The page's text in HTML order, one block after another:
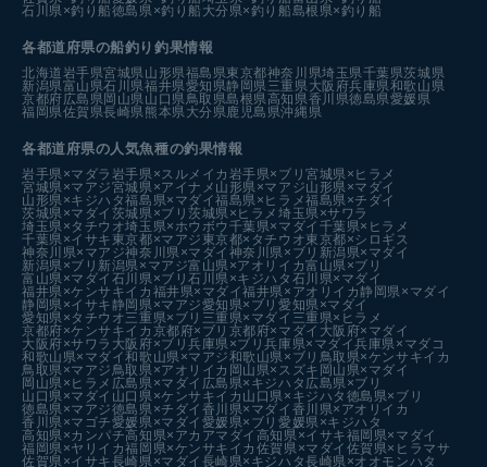
石川県×釣り船徳島県×釣り船 大分県×釣り船島根県×釣り船
各都道府県の船釣り釣果情報
北海道岩手県宮城県山形県福島県東京都神奈川県埼玉県千葉県茨城県
新潟県富山県石川県福井県愛知県静岡県三重県大阪府兵庫県和歌山県
京都府広島県岡山県山口県鳥取県島根県高知県香川県徳島県愛媛県
福岡県佐賀県長崎県熊本県大分県鹿児島県沖縄県
各都道府県の人気魚種の釣果情報
岩手県×マダラ 岩手県×スルメイカ 岩手県×ブリ宮城県×ヒラメ
宮城県×マアジ宮城県×アイナメ 山形県×マアジ山形県×マダイ
山形県×キジハタ福島県×マダイ福島県×ヒラメ福島県×チダイ
茨城県×マダイ 茨城県×ブリ茨城県×ヒラメ埼玉県×サワラ
埼玉県×タチウオ埼玉県×ホウボウ 千葉県×マダイ 千葉県×ヒラメ
千葉県×イサキ 東京都×マアジ 東京都×タチウオ東京都×シロギス
神奈川県×マアジ神奈川県×マダイ 神奈川県×ブリ 新潟県×マダイ
新潟県×ブリ 新潟県×マアジ富山県×アオリイカ富山県×ブリ
富山県×マダイ 石川県×ブリ石川県×キジハタ 石川県×マダイ
福井県×ケンサキイカ 福井県×マダイ福井県×アオリイカ静岡県×マダイ
静岡県×イサキ静岡県×マアジ愛知県×ブリ愛知県×マダイ
愛知県×タチウオ三重県×ブリ 三重県×マダイ 三重県×ヒラメ
京都府×ケンサキイカ 京都府×ブリ 京都府×マダイ 大阪府×マダイ
大阪府×サワラ 大阪府×ブリ兵庫県×ブリ兵庫県×マダイ兵庫県×マダコ
和歌山県×マダイ和歌山県×マアジ和歌山県×ブリ 鳥取県×ケンサキイカ
鳥取県×マアジ鳥取県×アオリイカ 岡山県×スズキ 岡山県×マダイ
岡山県×ヒラメ 広島県×マダイ 広島県×キジハタ 広島県×ブリ
山口県×マダイ 山口県×ケンサキイカ 山口県×キジハタ 徳島県×ブリ
徳島県×マアジ徳島県×チダイ 香川県×マダイ 香川県×アオリイカ
香川県×マゴチ愛媛県×マダイ 愛媛県×ブリ愛媛県×キジハタ
高知県×カンパチ高知県×アカアマダイ 高知県×イサキ福岡県×マダイ
福岡県×ヤリイカ福岡県×ケンサキイカ 佐賀県×マダイ 佐賀県×ヒラマサ
佐賀県×イサキ長崎県×マダイ 長崎県×キジハタ長崎県×オオモンハタ